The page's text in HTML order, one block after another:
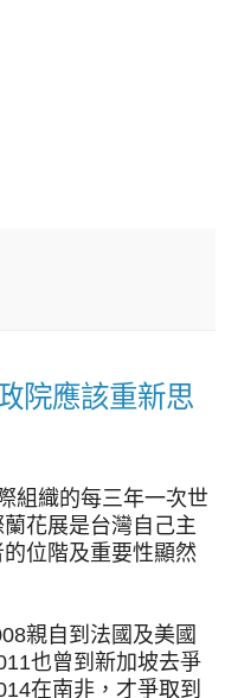
院應該重新思
組織的每三年一次世
花展是台灣自己主
位階及重要性顯然
親自到法國及美國
也曾到新加坡去爭
在南非，才爭取到